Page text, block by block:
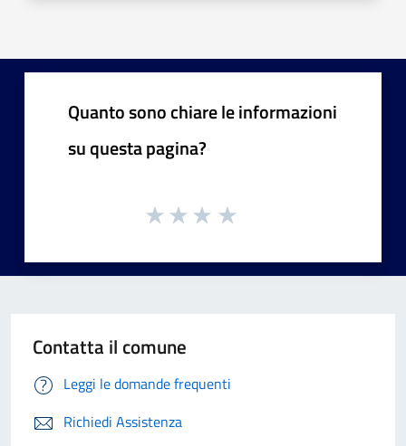
Quanto sono chiare le informazioni
su questa pagina?
Contatta il comune
Leggi le domande frequenti
Richiedi Assistenza